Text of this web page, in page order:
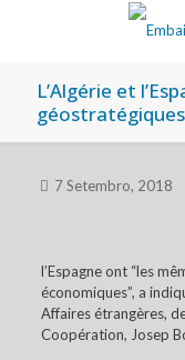
L’Algérie et
7 Setembro, 2018
l’Espagne ont “les
économiques”, a
Affaires étrangères,
Coopération, Josep